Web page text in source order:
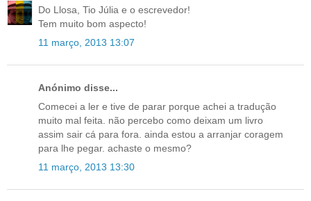
Do Llosa, Tio Júlia e o escrevedor!
Tem muito bom aspecto!
11 março, 2013 13:07
Anónimo disse...
Comecei a ler e tive de parar porque achei a tradução
muito mal feita. não percebo como deixam um livro
assim sair cá para fora. ainda estou a arranjar coragem
para lhe pegar. achaste o mesmo?
11 março, 2013 13:30